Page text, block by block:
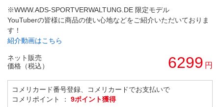
※WWW.ADS-SPORTVERWALTUNG.DE 限定モデル
YouTuberの皆様に商品の使い心地などをご紹介いただいておりま
す！
紹介動画はこちら
ネット販売
価格（税込）
6299 円
コメリカード番号登録、コメリカードでお支払いで
コメリポイント ： 9ポイント獲得